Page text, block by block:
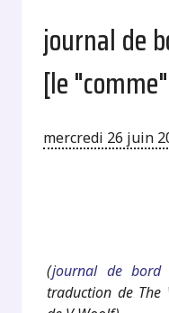
journal de
[le
mercredi 26 juin
(journal de bord
traduction de The